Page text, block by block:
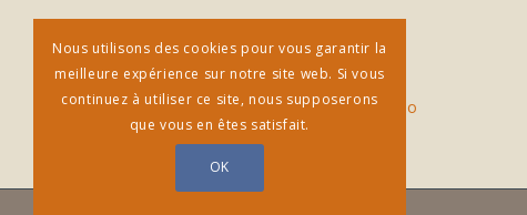
…ET AUSSI
Archives vidéos sur notrechaine Viméo
Nous utilisons des cookies pour vous garantir la
meilleure expérience sur notre site web. Si vous
continuez à utiliser ce site, nous supposerons
que vous en êtes satisfait.
OK